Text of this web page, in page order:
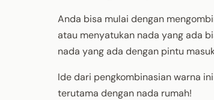
Anda bisa mulai dengan
atau menyatukan nada yang ada
nada yang ada dengan pintu
Ide dari pengkombinasian warna
terutama dengan nada rumah!